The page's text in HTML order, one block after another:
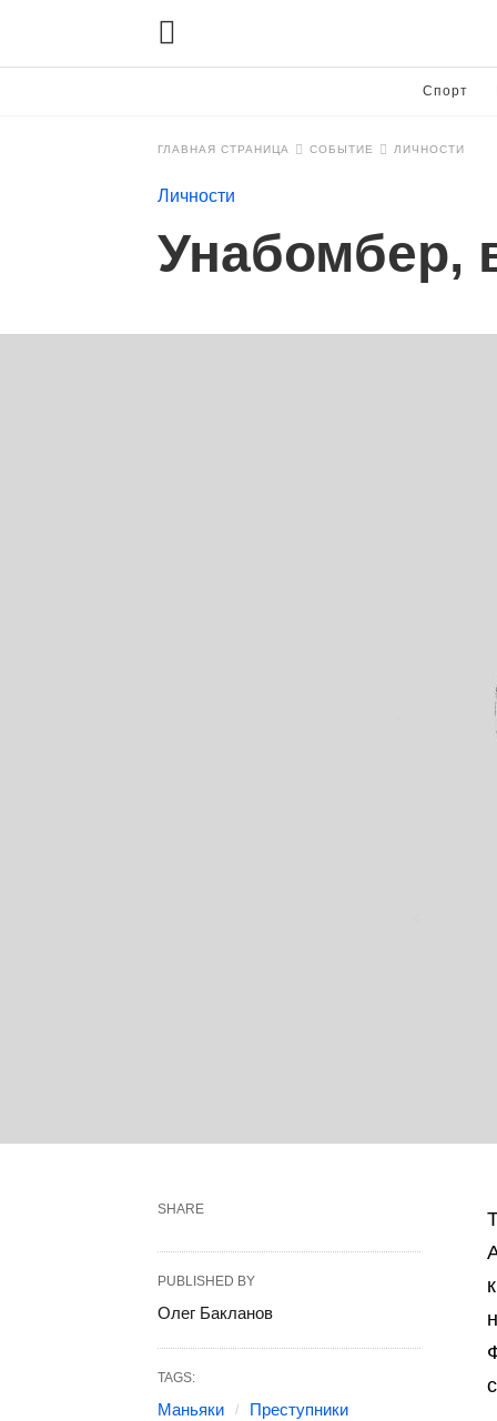
Спорт
ГЛАВНАЯ СТРАНИЦА СОБЫТИЕ ЛИЧНОСТИ
Личности
Унабомбер,
SHARE
PUBLISHED BY
Олег Бакланов
TAGS:
Маньяки Преступники